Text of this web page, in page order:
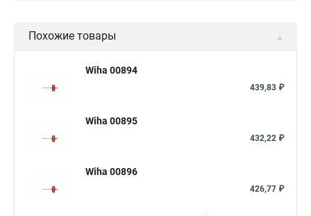
Похожие товары
Wiha 00894
439,83 ₽
Wiha 00895
432,22 ₽
Wiha 00896
426,77 ₽